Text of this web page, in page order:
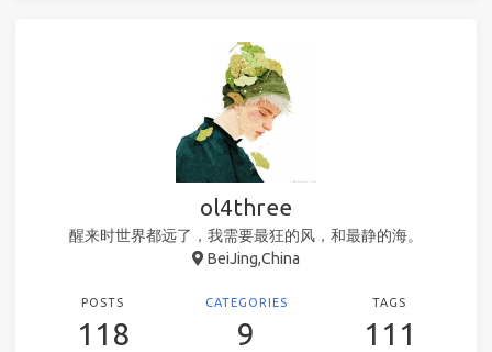
ol4three
醒来时世界都远了，我需要最狂的风，和最静的海。
BeiJing,China
POSTS
118
CATEGORIES
9
TAGS
111